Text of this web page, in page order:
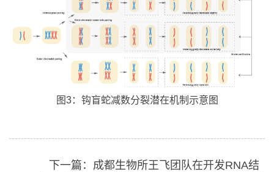
图3：钩盲蛇减数分裂潜在机制示意图
下一篇：成都生物所王飞团队在开发RNA结